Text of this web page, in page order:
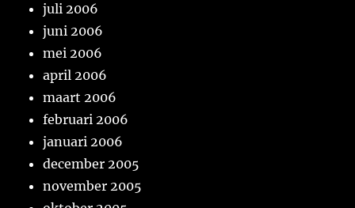
juli 2006
juni 2006
mei 2006
april 2006
maart 2006
februari 2006
januari 2006
december 2005
november 2005